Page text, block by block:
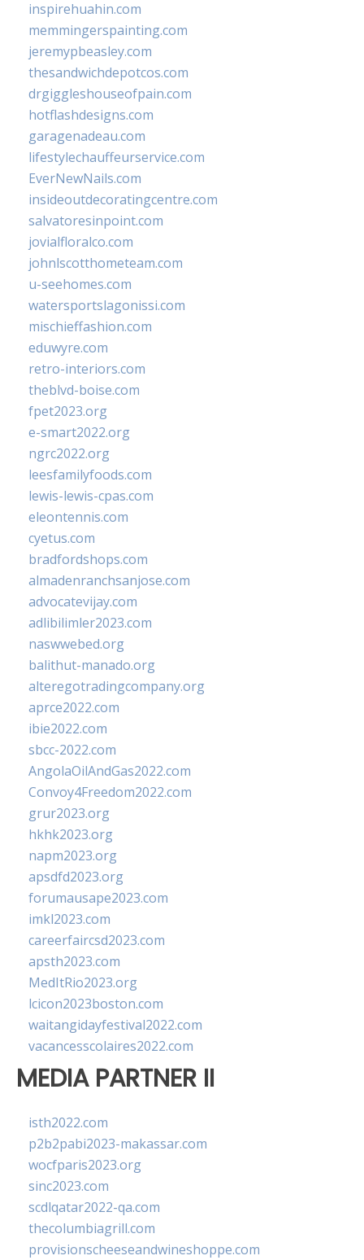
inspirehuahin.com
memmingerspainting.com
jeremypbeasley.com
thesandwichdepotcos.com
drgiggleshouseofpain.com
hotflashdesigns.com
garagenadeau.com
lifestylechauffeurservice.com
EverNewNails.com
insideoutdecoratingcentre.com
salvatoresinpoint.com
jovialfloralco.com
johnlscotthometeam.com
u-seehomes.com
watersportslagonissi.com
mischieffashion.com
eduwyre.com
retro-interiors.com
theblvd-boise.com
fpet2023.org
e-smart2022.org
ngrc2022.org
leesfamilyfoods.com
lewis-lewis-cpas.com
eleontennis.com
cyetus.com
bradfordshops.com
almadenranchsanjose.com
advocatevijay.com
adlibilimler2023.com
naswwebed.org
balithut-manado.org
alteregotradingcompany.org
aprce2022.com
ibie2022.com
sbcc-2022.com
AngolaOilAndGas2022.com
Convoy4Freedom2022.com
grur2023.org
hkhk2023.org
napm2023.org
apsdfd2023.org
forumausape2023.com
imkl2023.com
careerfaircsd2023.com
apsth2023.com
MedItRio2023.org
lcicon2023boston.com
waitangidayfestival2022.com
vacancesscolaires2022.com
MEDIA PARTNER II
isth2022.com
p2b2pabi2023-makassar.com
wocfparis2023.org
sinc2023.com
scdlqatar2022-qa.com
thecolumbiagrill.com
provisionscheeseandwineshoppe.com